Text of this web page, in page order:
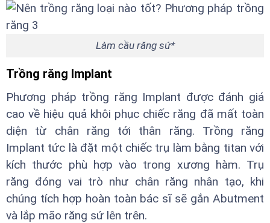
Làm cầu răng sứ*
Trồng răng Implant
Phương pháp trồng răng Implant được đánh giá
cao về hiệu quả khôi phục chiếc răng đã mất toàn
diện từ chân răng tới thân răng. Trồng răng
Implant tức là đặt một chiếc trụ làm bằng titan với
kích thước phù hợp vào trong xương hàm. Trụ
răng đóng vai trò như chân răng nhân tạo, khi
chúng tích hợp hoàn toàn bác sĩ sẽ gắn Abutment
và lắp mão răng sứ lên trên.